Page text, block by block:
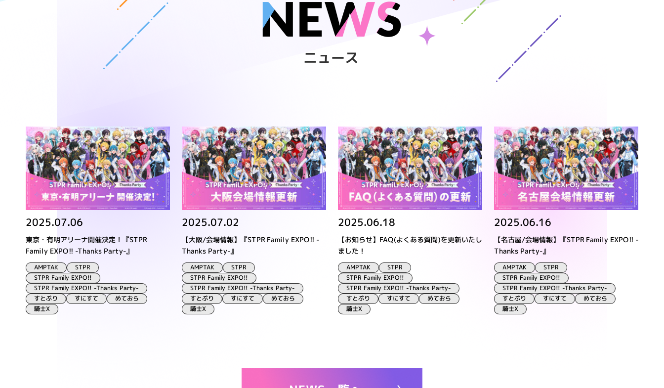
2025.07.06
東京・有明アリーナ開催決定！『STPR
Family EXPO!! -Thanks Party-』
AMPTAK STPR
STPR Family EXPO!!
STPR Family EXPO!! -Thanks Party-
すとぷり すにすて めておら
騎士X
2025.07.02
【大阪/会場情報】『STPR Family EXPO!! -
Thanks Party-』
AMPTAK STPR
STPR Family EXPO!!
STPR Family EXPO!! -Thanks Party-
すとぷり すにすて めておら
騎士X
2025.06.18
【お知らせ】FAQ(よくある質問)を更新いたし
ました！
AMPTAK STPR
STPR Family EXPO!!
STPR Family EXPO!! -Thanks Party-
すとぷり すにすて めておら
騎士X
2025.06.16
【名古屋/会場情報】『STPR Family EXPO!! -
Thanks Party-』
AMPTAK STPR
STPR Family EXPO!!
STPR Family EXPO!! -Thanks Party-
すとぷり すにすて めておら
騎士X